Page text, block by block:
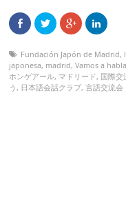
Fundación Japón de Madrid,
japonesa, madrid,Vamos a
ホンゲアール, マドリード, 国際交
う , 日本語会話クラブ,言語交流会